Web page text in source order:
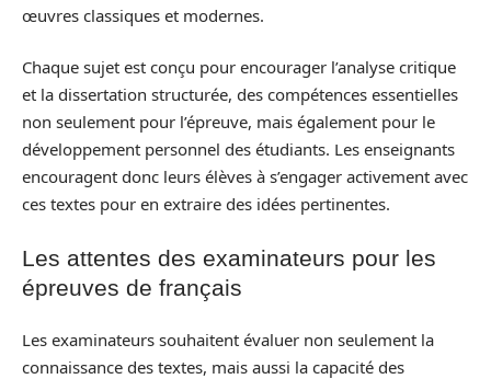
œuvres classiques et modernes.
Chaque sujet est conçu pour encourager l’analyse critique
et la dissertation structurée, des compétences essentielles
non seulement pour l’épreuve, mais également pour le
développement personnel des étudiants. Les enseignants
encouragent donc leurs élèves à s’engager activement avec
ces textes pour en extraire des idées pertinentes.
Les attentes des examinateurs pour les
épreuves de français
Les examinateurs souhaitent évaluer non seulement la
connaissance des textes, mais aussi la capacité des